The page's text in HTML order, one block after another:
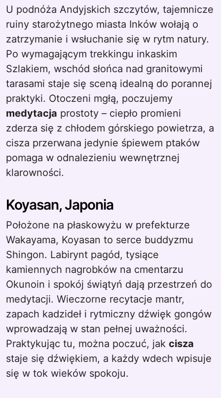
U podnóża Andyjskich szczytów, tajemnicze
ruiny starożytnego miasta Inków wołają o
zatrzymanie i wsłuchanie się w rytm natury.
Po wymagającym trekkingu inkaskim
Szlakiem, wschód słońca nad granitowymi
tarasami staje się sceną idealną do porannej
praktyki. Otoczeni mgłą, poczujemy
medytacja prostoty – ciepło promieni
zderza się z chłodem górskiego powietrza, a
cisza przerwana jedynie śpiewem ptaków
pomaga w odnalezieniu wewnętrznej
klarowności.
Koyasan, Japonia
Położone na płaskowyżu w prefekturze
Wakayama, Koyasan to serce buddyzmu
Shingon. Labirynt pagód, tysiące
kamiennych nagrobków na cmentarzu
Okunoin i spokój świątyń dają przestrzeń do
medytacji. Wieczorne recytacje mantr,
zapach kadzideł i rytmiczny dźwięk gongów
wprowadzają w stan pełnej uważności.
Praktykując tu, można poczuć, jak cisza
staje się dźwiękiem, a każdy wdech wpisuje
się w tok wieków spokoju.